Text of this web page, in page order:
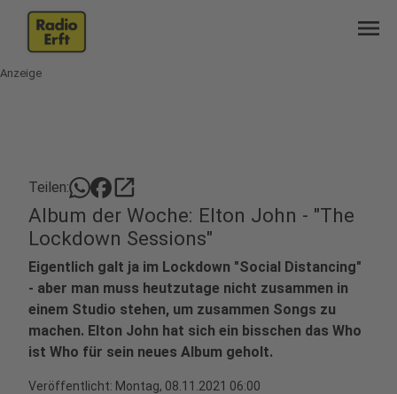
menu
Anzeige
Teilen: open_in_new
Album der Woche: Elton John - "The
Lockdown Sessions"
Eigentlich galt ja im Lockdown "Social Distancing"
- aber man muss heutzutage nicht zusammen in
einem Studio stehen, um zusammen Songs zu
machen. Elton John hat sich ein bisschen das Who
ist Who für sein neues Album geholt.
Veröffentlicht: Montag, 08.11.2021 06:00